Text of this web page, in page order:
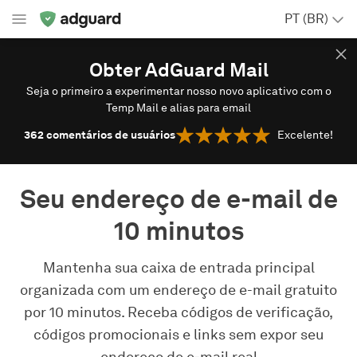
PT (BR)
Obter AdGuard Mail
Seja o primeiro a experimentar nosso novo aplicativo com o
Temp Mail e alias para email
362comentários de usuários Excelente!
Seu endereço de e-mail de
10 minutos
Mantenha sua caixa de entrada principal
organizada com um endereço de e-mail gratuito
por 10 minutos. Receba códigos de verificação,
códigos promocionais e links sem expor seu